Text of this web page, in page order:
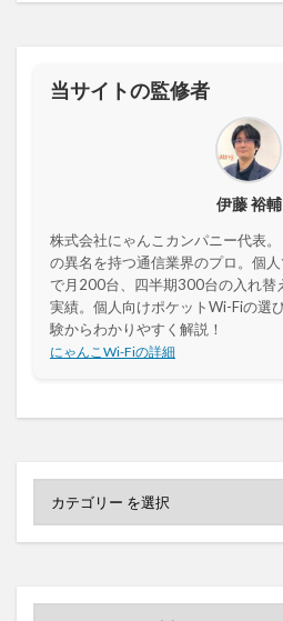
当サイトの監修者
伊藤 裕輔
株式会社にゃんこカンパニー代表。
の異名を持つ通信業界のプロ。個
で月200台、四半期300台の入れ替
実績。個人向けポケットWi-Fiの選
験からわかりやすく解説！
にゃんこWi-Fiの詳細